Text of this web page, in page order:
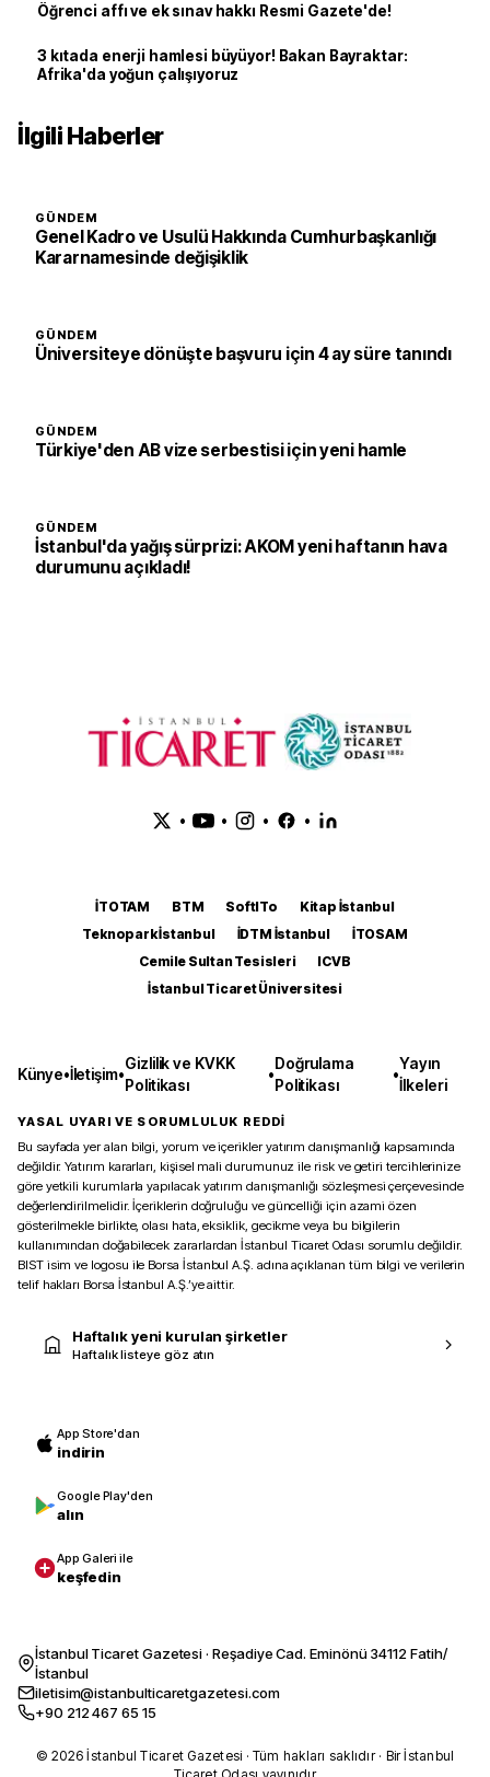
Öğrenci affı ve ek sınav hakkı Resmi Gazete'de!
3 kıtada enerji hamlesi büyüyor! Bakan Bayraktar:
Afrika'da yoğun çalışıyoruz
İlgili Haberler
GÜNDEM
Genel Kadro ve Usulü Hakkında Cumhurbaşkanlığı
Kararnamesinde değişiklik
GÜNDEM
Üniversiteye dönüşte başvuru için 4 ay süre tanındı
GÜNDEM
Türkiye'den AB vize serbestisi için yeni hamle
GÜNDEM
İstanbul'da yağış sürprizi: AKOM yeni haftanın hava
durumunu açıkladı!
• • • •
İTOTAM BTM SoftITo
Kitap İstanbul
Teknopark İstanbul
İDTM İstanbul
İTOSAM
Cemile Sultan Tesisleri
ICVB
İstanbul Ticaret Üniversitesi
Künye•İletişim•
Gizlilik ve KVKK
Politikası
•
Doğrulama
Politikası
•
Yayın
İlkeleri
YASAL UYARI VE SORUMLULUK REDDİ
Bu sayfada yer alan bilgi, yorum ve içerikler yatırım danışmanlığı kapsamında
değildir. Yatırım kararları, kişisel mali durumunuz ile risk ve getiri tercihlerinize
göre yetkili kurumlarla yapılacak yatırım danışmanlığı sözleşmesi çerçevesinde
değerlendirilmelidir. İçeriklerin doğruluğu ve güncelliği için azami özen
gösterilmekle birlikte, olası hata, eksiklik, gecikme veya bu bilgilerin
kullanımından doğabilecek zararlardan İstanbul Ticaret Odası sorumlu değildir.
BIST isim ve logosu ile Borsa İstanbul A.Ş. adına açıklanan tüm bilgi ve verilerin
telif hakları Borsa İstanbul A.Ş.’ye aittir.
Haftalık yeni kurulan şirketler
Haftalık listeye göz atın
App Store'dan
indirin
Google Play'den
alın
App Galeri ile
keşfedin
İstanbul Ticaret Gazetesi · Reşadiye Cad. Eminönü 34112 Fatih/
İstanbul
iletisim@istanbulticaretgazetesi.com
+90 212 467 65 15
© 2026 İstanbul Ticaret Gazetesi · Tüm hakları saklıdır · Bir İstanbul